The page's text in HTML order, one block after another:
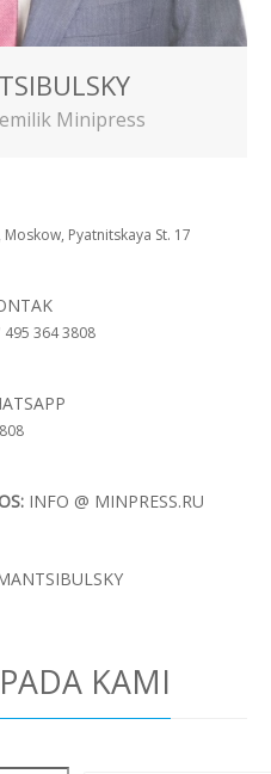
Minipress
Moskow, Pyatnitskaya St. 17
495 364 3808
INFO @ MINPRESS.RU
KAMI